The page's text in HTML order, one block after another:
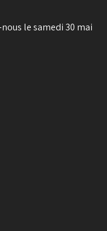
le samedi 30 mai